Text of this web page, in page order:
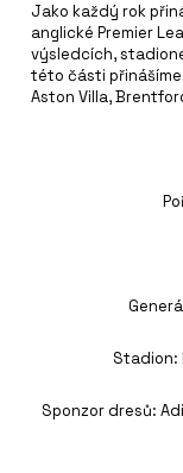
Jako každý rok
anglické Premier
výsledcích,
této části
Aston Villa,
Stadion:
Sponzor dresů: